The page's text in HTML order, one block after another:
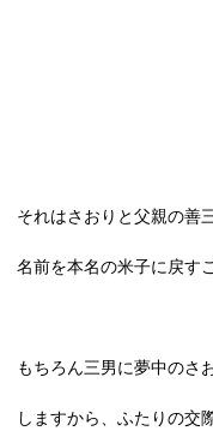
それはさおりと父親の善
名前を本名の米子に戻す
もちろん三男に夢中のさ
しますから、ふたりの交